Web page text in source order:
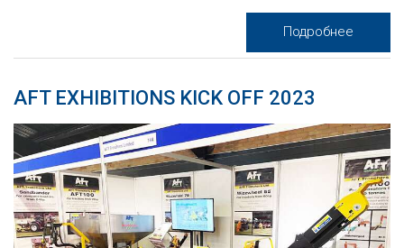
Подробнее
AFT EXHIBITIONS KICK OFF 2023